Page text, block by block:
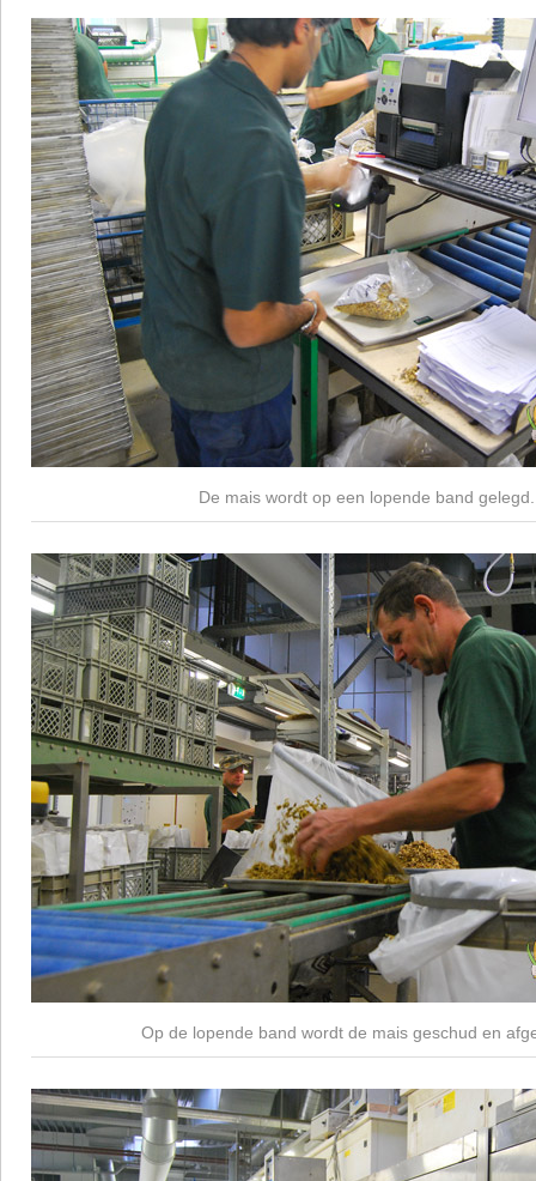
De mais wordt op een lopende band gelegd.
Op de lopende band wordt de mais geschud en